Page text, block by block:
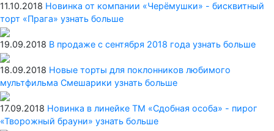
11.10.2018 Новинка от компании «Черёмушки» - бисквитный
торт «Прага» узнать больше
19.09.2018 В продаже с сентября 2018 года узнать больше
18.09.2018 Новые торты для поклонников любимого
мультфильма Смешарики узнать больше
17.09.2018 Новинка в линейке ТМ «Сдобная особа» - пирог
«Творожный брауни» узнать больше